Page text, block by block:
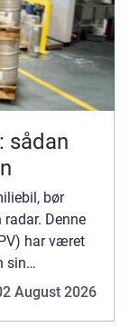
sådan
bør
Denne
har været
sin
sin
August 2026